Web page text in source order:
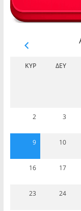
ΚΥΡ ΔΕΥ
2 3
9 10
16 17
23 24